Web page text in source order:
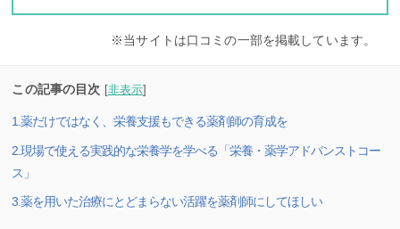
※当サイトは口コミの一部を掲載しています。
この記事の目次 [非表示]
1.薬だけではなく、栄養支援もできる薬剤師の育成を
2.現場で使える実践的な栄養学を学べる「栄養・薬学アドバンストコー
ス」
3.薬を用いた治療にとどまらない活躍を薬剤師にしてほしい